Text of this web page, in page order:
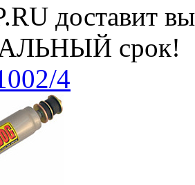
доставит
срок!
4